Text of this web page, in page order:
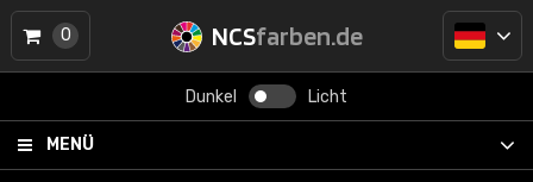
NCSfarben.de
Dunkel Licht
MENÜ
0